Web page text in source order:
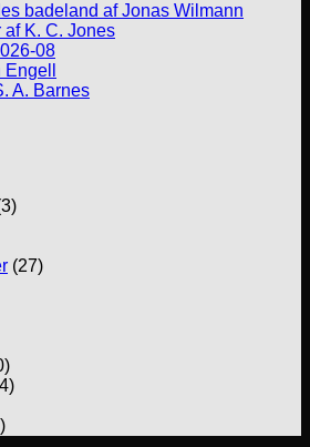
badeland af Jonas Wilmann
K. C. Jones
08
A. Barnes
(27)